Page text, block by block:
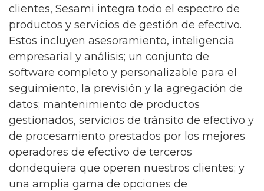
clientes, Sesami integra todo el espectro de
productos y servicios de gestión de efectivo.
Estos incluyen asesoramiento, inteligencia
empresarial y análisis; un conjunto de
software completo y personalizable para el
seguimiento, la previsión y la agregación de
datos; mantenimiento de productos
gestionados, servicios de tránsito de efectivo y
de procesamiento prestados por los mejores
operadores de efectivo de terceros
dondequiera que operen nuestros clientes; y
una amplia gama de opciones de